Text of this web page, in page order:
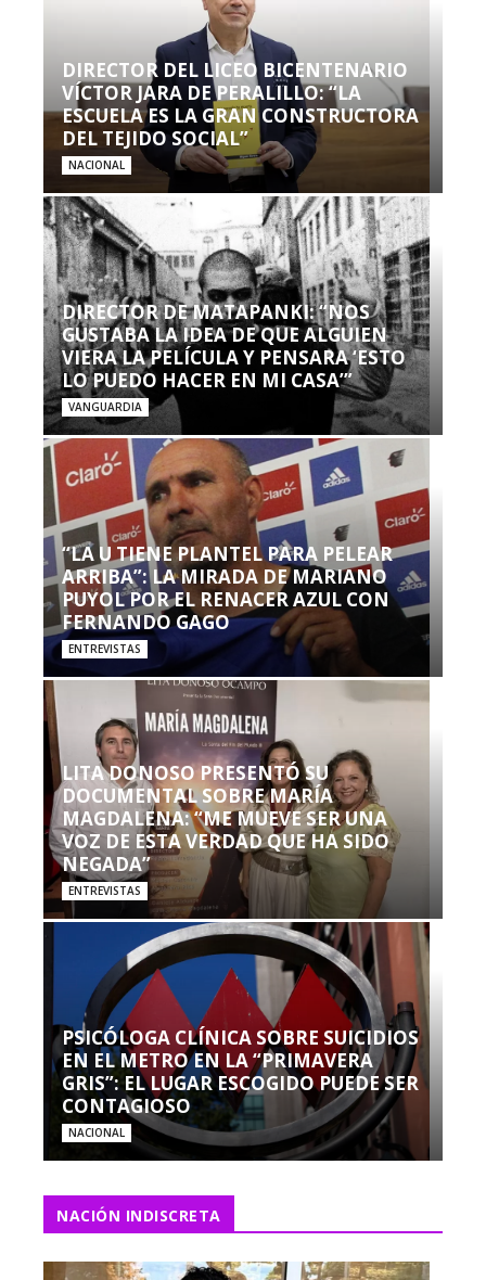
DIRECTOR DEL LICEO BICENTENARIO
VÍCTOR JARA DE PERALILLO: “LA
ESCUELA ES LA GRAN CONSTRUCTORA
DEL TEJIDO SOCIAL”
NACIONAL
DIRECTOR DE MATAPANKI: “NOS
GUSTABA LA IDEA DE QUE ALGUIEN
VIERA LA PELÍCULA Y PENSARA ‘ESTO
LO PUEDO HACER EN MI CASA’”
VANGUARDIA
“LA U TIENE PLANTEL PARA PELEAR
ARRIBA”: LA MIRADA DE MARIANO
PUYOL POR EL RENACER AZUL CON
FERNANDO GAGO
ENTREVISTAS
LITA DONOSO PRESENTÓ SU
DOCUMENTAL SOBRE MARÍA
MAGDALENA: “ME MUEVE SER UNA
VOZ DE ESTA VERDAD QUE HA SIDO
NEGADA”
ENTREVISTAS
PSICÓLOGA CLÍNICA SOBRE SUICIDIOS
EN EL METRO EN LA “PRIMAVERA
GRIS”: EL LUGAR ESCOGIDO PUEDE SER
CONTAGIOSO
NACIONAL
NACIÓN INDISCRETA